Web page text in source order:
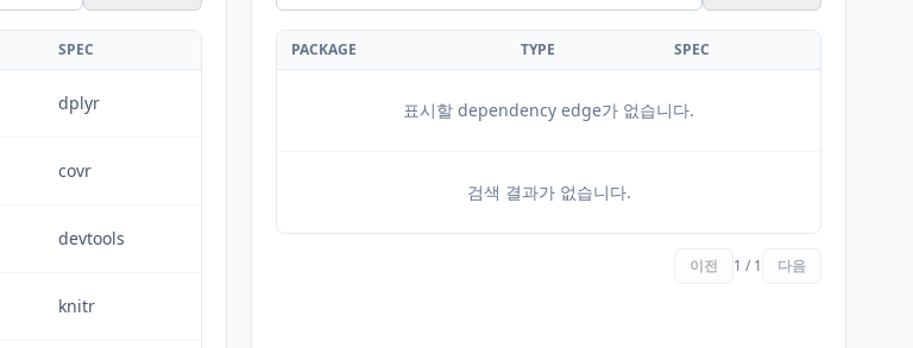
SPEC
dplyr
covr
devtools
knitr
PACKAGE TYPE SPEC
표시할 dependency edge가 없습니다.
검색 결과가 없습니다.
이전 1 / 1 다음